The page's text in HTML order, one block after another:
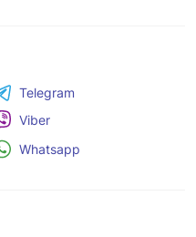
Telegram
Viber
Whatsapp